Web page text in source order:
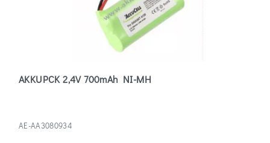
Diamec
Emos
AKKUPCK 2,4V 700mAh NI-MH
AE-AA3080934